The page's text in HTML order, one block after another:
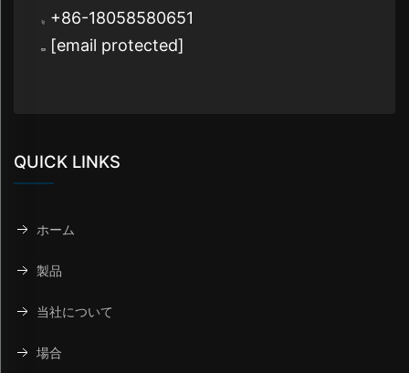
+86-18058580651
[email protected]
QUICK LINKS
ホーム
製品
当社について
場合